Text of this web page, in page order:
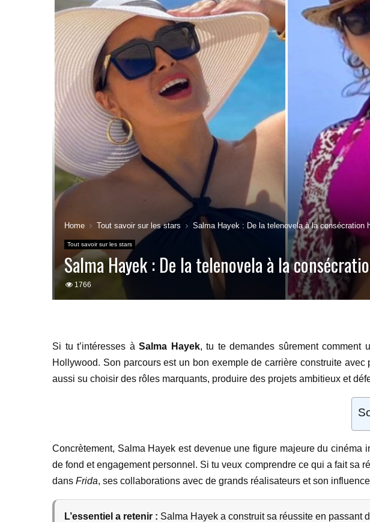
Home Tout savoir sur les stars Salma Hayek : De la telenovela à la consécration
Tout savoir sur les stars
Salma Hayek : De la telenovela à la
1766
Si tu t’intéresses àSalma Hayek, tu te demandes sûrement comment
Hollywood. Son parcours est un bon exemple de carrière construite
aussi su choisir des rôles marquants, produire des projets ambitieux et
Concrètement, Salma Hayek est devenue une figure majeure du cinéma
de fond et engagement personnel. Si tu veux comprendre ce qui a fait sa
dans Frida, ses collaborations avec de grands réalisateurs et son
L’essentiel a retenir : Salma Hayek a construit sa réussite en passant